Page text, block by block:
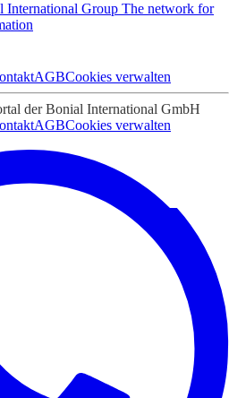
International Group The network for
AGBCookies verwalten
der Bonial International GmbH
AGBCookies verwalten